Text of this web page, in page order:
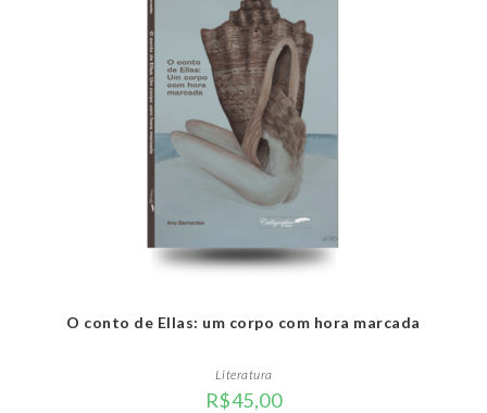
O conto de Ellas: um corpo com hora marcada
Literatura
R$45,00